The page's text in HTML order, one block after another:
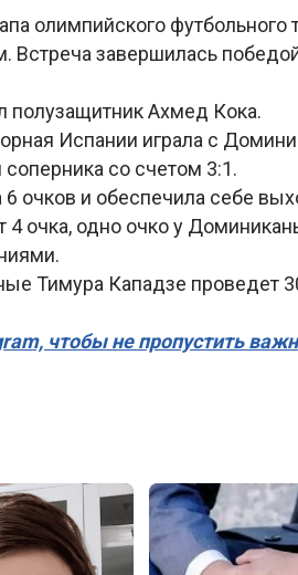
олимпийского футбольного
Встреча завершилась
полузащитник Ахмед Кока.
Испании играла с
со счетом 3:1.
очков и обеспечила себе
4 очка, одно очко у
Тимура Кападзе проведет
чтобы не пропустить